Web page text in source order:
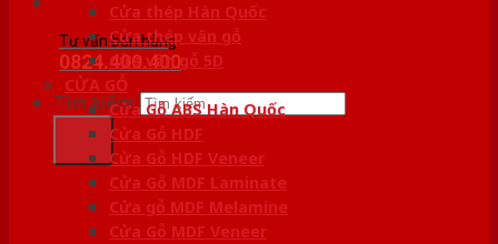
Tư vấn bán hàng
0824.400.400
Tìm kiếm:
Cửa thép Hàn Quốc
Cửa thép vân gỗ
Cửa vân gỗ 5D
CỬA GỖ
Cửa Gỗ ABS Hàn Quốc
Cửa Gỗ HDF
Cửa Gỗ HDF Veneer
Cửa Gỗ MDF Laminate
Cửa gỗ MDF Melamine
Cửa Gỗ MDF Veneer